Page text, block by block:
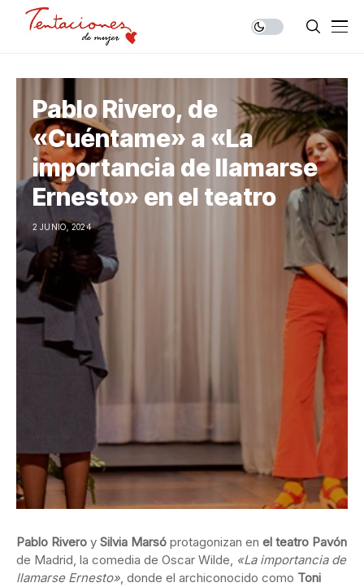
Pablo Rivero, de
«Cuéntame» a «La
importancia de llamarse
Ernesto» en el teatro
2 JUNIO, 2024
Pablo Rivero y Silvia Marsó protagonizan en el teatro Pavón
de Madrid, la comedia de Oscar Wilde, «La importancia de
llamarse Ernesto», donde el archiconocido como Toni